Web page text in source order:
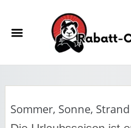
Sommer, Sonne,